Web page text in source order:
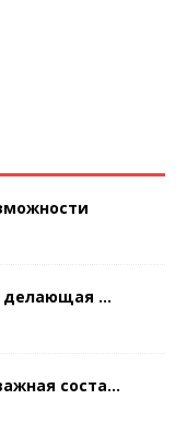
делающая ...
соста...